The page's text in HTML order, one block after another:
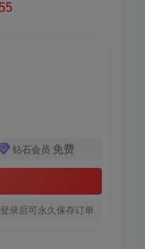
钻石会员 免费
录后可永久保存订单